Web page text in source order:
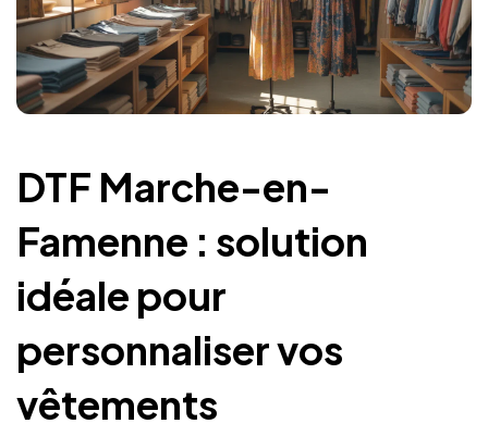
DTF Marche-en-
Famenne : solution
idéale pour
personnaliser vos
vêtements